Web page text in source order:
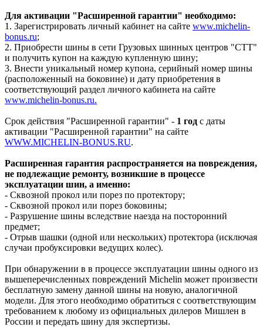
Для активации "Расширенной гарантии" необходимо:
1. Зарегистрировать личный кабинет на сайте www.michelin-
bonus.ru;
2. Приобрести шины в сети Грузовых шинных центров "СТТ"
и получить купон на каждую купленную шину;
3. Внести уникальный номер купона, серийный номер шины
(расположенный на боковине) и дату приобретения в
соответствующий раздел личного кабинета на сайте
www.michelin-bonus.ru.
Срок действия "Расширенной гарантии" - 1 год с даты
активации "Расширенной гарантии" на сайте
WWW.MICHELIN-BONUS.RU.
Расширенная гарантия распространяется на повреждения,
не подлежащие ремонту, возникшие в процессе
эксплуатации шин, а именно:
- Сквозной прокол или порез по протектору;
- Сквозной прокол или порез боковины;
- Разрушение шины вследствие наезда на посторонний
предмет;
- Отрыв шашки (одной или нескольких) протектора (исключая
случаи пробуксировки ведущих колес).
При обнаружении в в процессе эксплуатации шины одного из
вышеперечисленных повреждений Michelin может произвести
бесплатную замену данной шины на новую, аналогичной
модели. Для этого необходимо обратиться с соответствующим
требованием к любому из официальных дилеров Мишлен в
России и передать шину для экспертизы.